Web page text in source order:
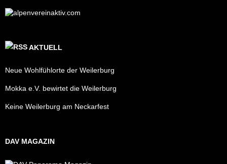
AKTUELL
Neue Wohlfühlorte der Weilerburg
Mokka e.V. bewirtet die Weilerburg
Keine Weilerburg am Neckarfest
DAV MAGAZIN